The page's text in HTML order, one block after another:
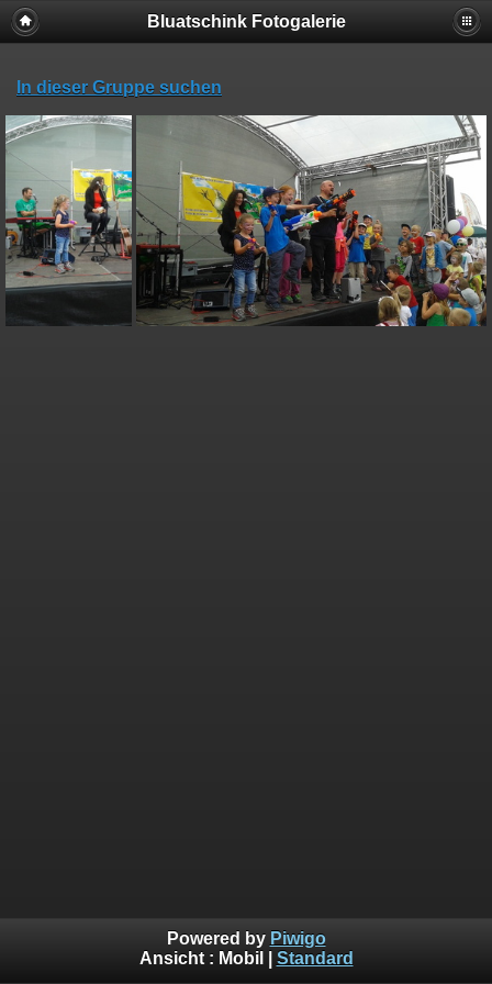
Bluatschink Fotogalerie
In dieser Gruppe suchen
Powered by Piwigo
Ansicht : Mobil Standard